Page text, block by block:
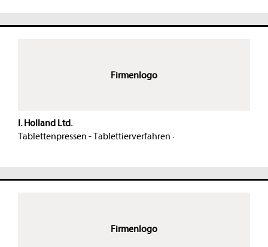
Firmenlogo
I. Holland Ltd.
Tablettenpressen - Tablettierverfahren ·
Firmenlogo